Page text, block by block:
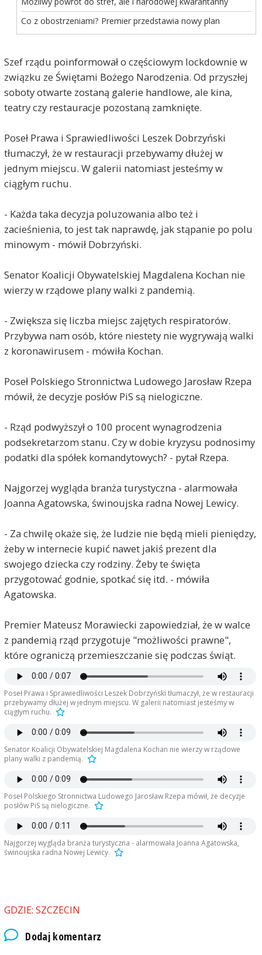
Co z obostrzeniami? Premier przedstawia nowy plan
Szef rządu poinformował o częściowym lockdownie w
związku ze Świętami Bożego Narodzenia. Od przyszłej
soboty otwarte zostaną galerie handlowe, ale kina,
teatry czy restauracje pozostaną zamknięte.
Poseł Prawa i Sprawiedliwości Leszek Dobrzyński
tłumaczył, że w restauracji przebywamy dłużej w
jednym miejscu. W galerii natomiast jesteśmy w
ciągłym ruchu.
- Każda taka decyzja poluzowania albo też i
zacieśnienia, to jest tak naprawdę, jak stąpanie po polu
minowym - mówił Dobrzyński.
Senator Koalicji Obywatelskiej Magdalena Kochan nie
wierzy w rządowe plany walki z pandemią.
- Zwiększa się liczba miejsc zajętych respiratorów.
Przybywa nam osób, które niestety nie wygrywają walki
z koronawirusem - mówiła Kochan.
Poseł Polskiego Stronnictwa Ludowego Jarosław Rzepa
mówił, że decyzje posłów PiS są nielogiczne.
- Rząd podwyższył o 100 procent wynagrodzenia
podsekretarzom stanu. Czy w dobie kryzysu podnosimy
podatki dla spółek komandytowych? - pytał Rzepa.
Najgorzej wygląda branża turystyczna - alarmowała
Joanna Agatowska, świnoujska radna Nowej Lewicy.
- Za chwilę okaże się, że ludzie nie będą mieli pieniędzy,
żeby w internecie kupić nawet jakiś prezent dla
swojego dziecka czy rodziny. Żeby te święta
przygotować godnie, spotkać się itd. - mówiła
Agatowska.
Premier Mateusz Morawiecki zapowiedział, że w walce
z pandemią rząd przygotuje "możliwości prawne",
które ograniczą przemieszczanie się podczas świąt.
Poseł Prawa i Sprawiedliwości Leszek Dobrzyński tłumaczył, że w restauracji
przebywamy dłużej w jednym miejscu. W galerii natomiast jesteśmy w
ciągłym ruchu.
Senator Koalicji Obywatelskiej Magdalena Kochan nie wierzy w rządowe
plany walki z pandemią.
Poseł Polskiego Stronnictwa Ludowego Jarosław Rzepa mówił, że decyzje
posłów PiS są nielogiczne.
Najgorzej wygląda branża turystyczna - alarmowała Joanna Agatowska,
świnoujska radna Nowej Lewicy.
GDZIE: SZCZECIN
Dodaj komentarz